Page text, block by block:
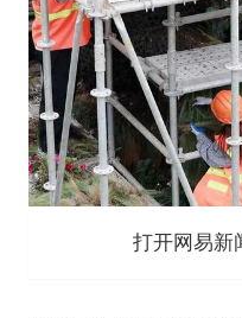
打开网易新